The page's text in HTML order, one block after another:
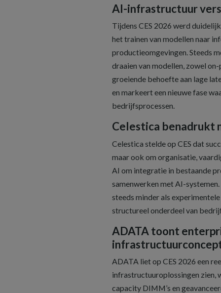
AI-infrastructuur
Tijdens CES 2026 werd
het trainen van modellen naar
productieomgevingen. Steeds
draaien van modellen, zowel
groeiende behoefte aan lage
en markeert een nieuwe fase
bedrijfsprocessen.
Celestica benadrukt
Celestica stelde op CES dat
maar ook om organisatie,
AI om integratie in bestaande
samenwerken met AI-
steeds minder als
structureel onderdeel van
ADATA toont
ADATA liet op CES 2026 een
infrastructuuroplossingen zien,
capacity DIMM’s en